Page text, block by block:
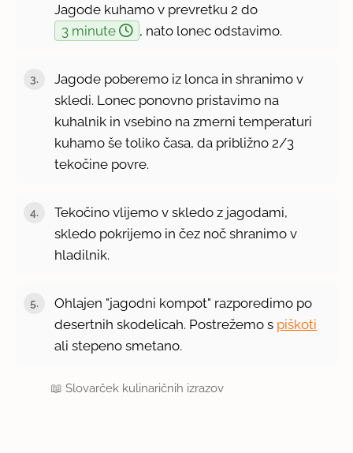
Jagode kuhamo v prevretku 2 do
3 minute
, nato lonec odstavimo.
Jagode poberemo iz lonca in shranimo v
skledi. Lonec ponovno pristavimo na
kuhalnik in vsebino na zmerni temperaturi
kuhamo še toliko časa, da približno 2/3
tekočine povre.
Tekočino vlijemo v skledo z jagodami,
skledo pokrijemo in čez noč shranimo v
hladilnik.
Ohlajen "jagodni kompot" razporedimo po
desertnih skodelicah. Postrežemo s piškoti
ali stepeno smetano.
📖Slovarček kulinaričnih izrazov